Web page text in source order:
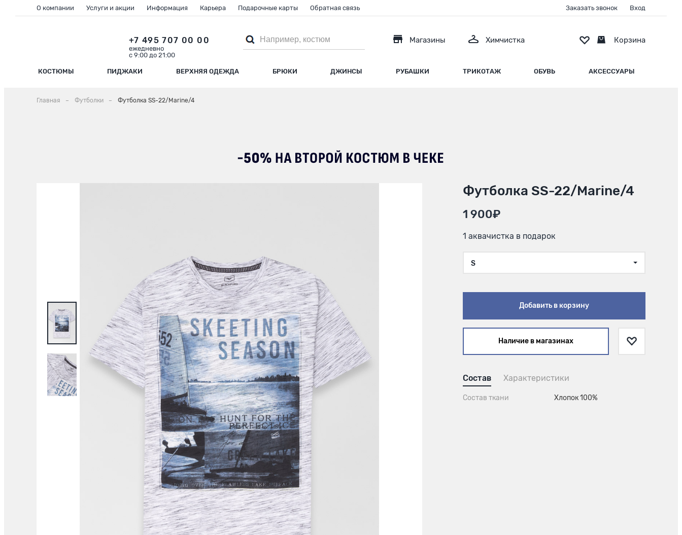
КОСТЮМЫ ПИДЖАКИ ВЕРХНЯЯ ОДЕЖДА БРЮКИ ДЖИНСЫ РУБАШКИ ТРИКОТАЖ ОБУВЬ АКСЕССУАРЫ
+7 495 707 00 00
ежедневно
с 9:00 до 21:00
Магазины Химчистка
О компании Услуги и акции Информация Карьера Подарочные карты Обратная связь Заказать звонок Вход
Корзина
Главная Футболки Футболка SS-22/Marine/4
Футболка SS-22/Marine/4
1 900₽
1 аквачистка в подарок
S
Добавить в корзину
Наличие в магазинах
Состав Характеристики
Состав ткани Хлопок 100%